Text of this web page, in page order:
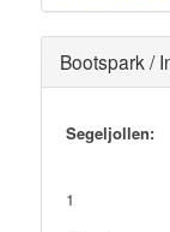
Bootspark /
Segeljollen:
1